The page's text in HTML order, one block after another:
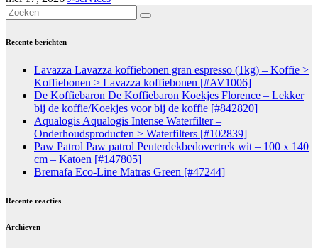
Recente berichten
Lavazza Lavazza koffiebonen gran espresso (1kg) – Koffie >
Koffiebonen > Lavazza koffiebonen [#AV1006]
De Koffiebaron De Koffiebaron Koekjes Florence – Lekker
bij de koffie/Koekjes voor bij de koffie [#842820]
Aqualogis Aqualogis Intense Waterfilter –
Onderhoudsproducten > Waterfilters [#102839]
Paw Patrol Paw patrol Peuterdekbedovertrek wit – 100 x 140
cm – Katoen [#147805]
Bremafa Eco-Line Matras Green [#47244]
Recente reacties
Archieven